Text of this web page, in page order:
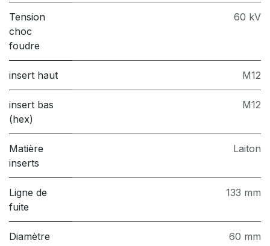
Tension
choc
foudre
60 kV
insert haut M12
insert bas
(hex)
M12
Matière
inserts
Laiton
Ligne de
fuite
133 mm
Diamètre 60 mm